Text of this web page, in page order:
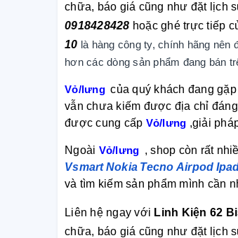
chữa, báo giá cũng như đặt lịch
0918428428 hoặc ghé trực tiếp
10 là hàng công ty, chính hãng nên
hơn các dòng sản phẩm đang bán
Vỏ/lưng của quý khách đang
vẫn chưa kiếm được địa chỉ
được cung cấp Vỏ/lưng ,giải
Ngoài Vỏ/lưng , shop còn rất
Vsmart Nokia Tecno Airpod
và tìm kiếm sản phẩm mình cần
Liên hệ ngay với Linh Kiện 62
chữa, báo giá cũng như đặt lịch